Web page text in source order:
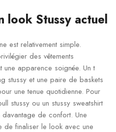
look Stussy actuel
est relativement simple.
des vêtements
apparence soignée. Un t
stussy et une paire de baskets
une tenue quotidienne. Pour
stussy ou un stussy sweatshirt
de confort. Une
de finaliser le look avec une